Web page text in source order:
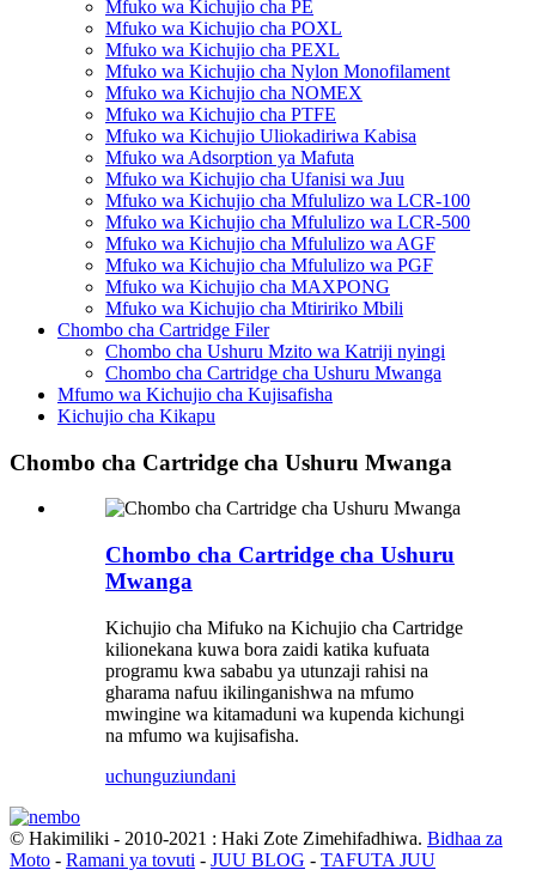
Mfuko wa Kichujio cha PE
Mfuko wa Kichujio cha POXL
Mfuko wa Kichujio cha PEXL
Mfuko wa Kichujio cha Nylon Monofilament
Mfuko wa Kichujio cha NOMEX
Mfuko wa Kichujio cha PTFE
Mfuko wa Kichujio Uliokadiriwa Kabisa
Mfuko wa Adsorption ya Mafuta
Mfuko wa Kichujio cha Ufanisi wa Juu
Mfuko wa Kichujio cha Mfululizo wa LCR-100
Mfuko wa Kichujio cha Mfululizo wa LCR-500
Mfuko wa Kichujio cha Mfululizo wa AGF
Mfuko wa Kichujio cha Mfululizo wa PGF
Mfuko wa Kichujio cha MAXPONG
Mfuko wa Kichujio cha Mtiririko Mbili
Chombo cha Cartridge Filer
Chombo cha Ushuru Mzito wa Katriji nyingi
Chombo cha Cartridge cha Ushuru Mwanga
Mfumo wa Kichujio cha Kujisafisha
Kichujio cha Kikapu
Chombo cha Cartridge cha Ushuru Mwanga
Chombo cha Cartridge cha Ushuru
Mwanga
Kichujio cha Mifuko na Kichujio cha Cartridge
kilionekana kuwa bora zaidi katika kufuata
programu kwa sababu ya utunzaji rahisi na
gharama nafuu ikilinganishwa na mfumo
mwingine wa kitamaduni wa kupenda kichungi
na mfumo wa kujisafisha.
uchunguziundani
© Hakimiliki - 2010-2021 : Haki Zote Zimehifadhiwa. Bidhaa za
Moto - Ramani ya tovuti - JUU BLOG - TAFUTA JUU